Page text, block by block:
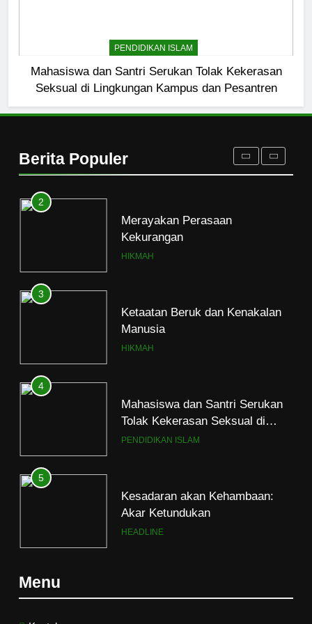
PENDIDIKAN ISLAM
Mahasiswa dan Santri Serukan Tolak Kekerasan
Seksual di Lingkungan Kampus dan Pesantren
Berita Populer
Etika Buruk Kaum “Bangsawan”
1
Terancam dan Tipuan Diri
HIKMAH
2
Merayakan Perasaan
Kekurangan
HIKMAH
3
Ketaatan Beruk dan Kenakalan
Manusia
HIKMAH
4
Mahasiswa dan Santri Serukan
Tolak Kekerasan Seksual di
Lingkungan Kampus dan
PENDIDIKAN ISLAM
5
Kesadaran akan Kehambaan:
Akar Ketundukan
HEADLINE
Kebutuhan versus Keinginan
Menu